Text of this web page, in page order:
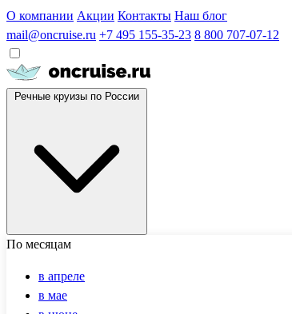
О компании Акции Контакты Наш блог
mail@oncruise.ru +7 495 155-35-23 8 800 707-07-12
По месяцам
в апреле
в мае